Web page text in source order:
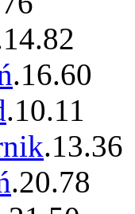
14.82
.16.60
.10.11
.13.36
.20.78